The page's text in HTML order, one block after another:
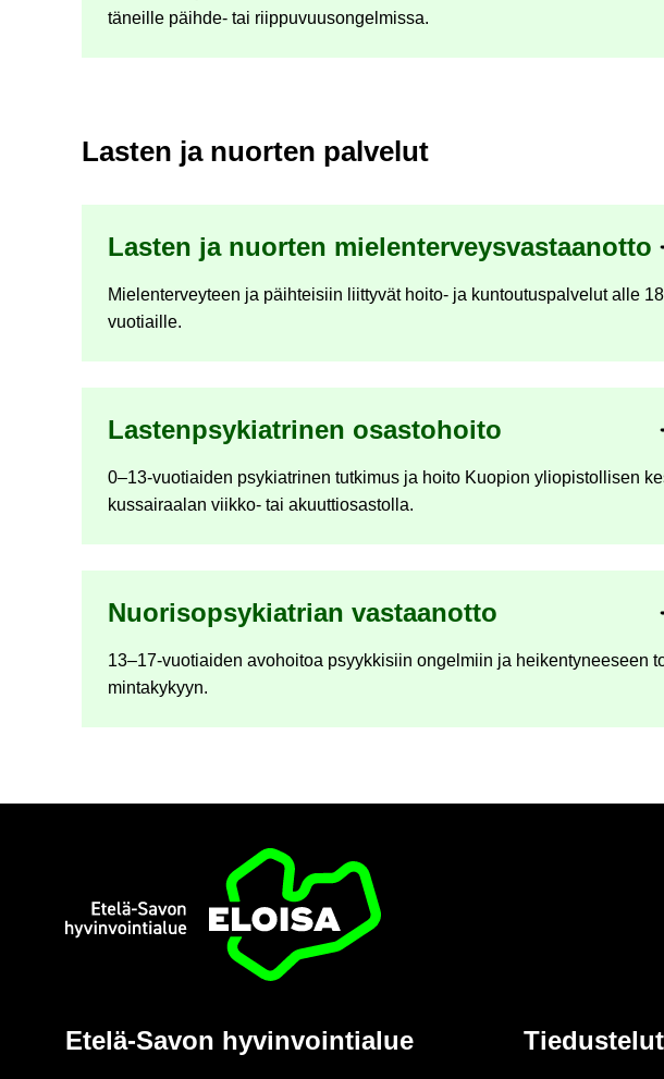
tä­neil­le päihde-​ tai riip­pu­vuuson­gel­mis­sa.
Las­ten ja nuor­ten pal­ve­lut
Las­ten ja nuor­ten mie­len­ter­veys­vas­taan­ot­to
Mie­len­ter­vey­teen ja päih­tei­siin liit­ty­vät hoito-​ ja kun­tou­tus­pal­ve­lut alle
vuotiaille.
Las­tenp­sy­kiat­ri­nen osas­to­hoi­to
0–13-​vuotiaiden psy­kiat­ri­nen tut­ki­mus ja hoito Kuo­pion yli­opis­tol­li­sen
kus­sai­raa­lan viikko-​ tai akuut­tio­sas­tol­la.
Nuo­ri­sop­sy­kiat­rian vas­taan­ot­to
13–17-​vuotiaiden avo­hoi­toa psyyk­ki­siin on­gel­miin ja hei­ken­ty­nee­seen
min­ta­ky­kyyn.
Etusi­vu
Etelä-​Savon hy­vin­voin­tia­lue